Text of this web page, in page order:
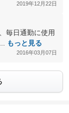
2019年12月22日
毎日通勤に使用
もっと見る
2016年03月07日